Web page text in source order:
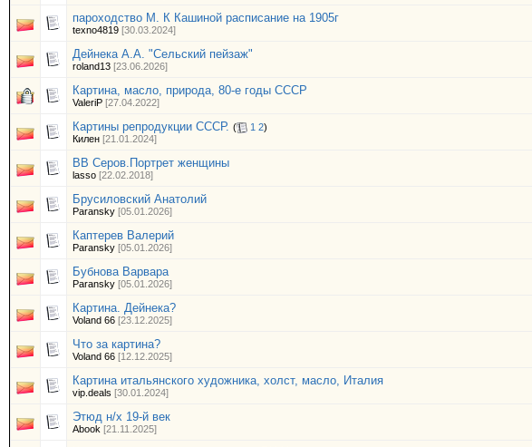
пароходство М. К Кашиной расписание на 1905г
texno4819 [30.03.2024]
Дейнека А.А. "Сельский пейзаж"
roland13 [23.06.2026]
Картина, масло, природа, 80-е годы СССР
ValeriP [27.04.2022]
Картины репродукции СССР. ( 1 2)
Килен [21.01.2024]
ВВ Серов.Портрет женщины
lasso [22.02.2018]
Брусиловский Анатолий
Paransky [05.01.2026]
Каптерев Валерий
Paransky [05.01.2026]
Бубнова Варвара
Paransky [05.01.2026]
Картина. Дейнека?
Voland 66 [23.12.2025]
Что за картина?
Voland 66 [12.12.2025]
Картина итальянского художника, холст, масло, Италия
vip.deals [30.01.2024]
Этюд н/х 19-й век
Abook [21.11.2025]